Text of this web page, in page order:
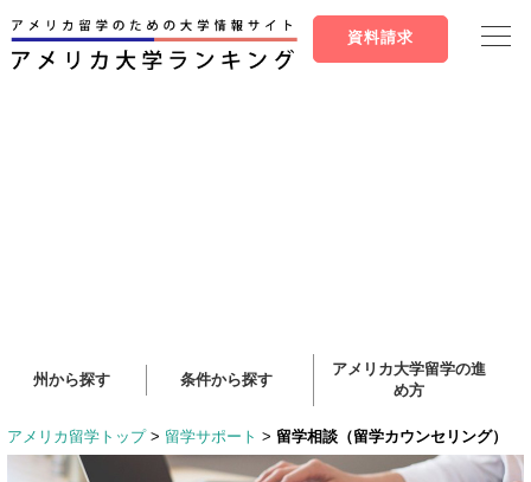
資料請求
州から探す 条件から探す
アメリカ大学留学の進
め方
アメリカ留学トップ > 留学サポート > 留学相談（留学カウンセリング）